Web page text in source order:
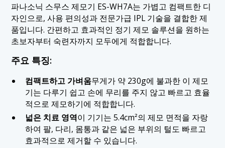
파나소닉 스무스 제모기 ES-WH7A는 가볍고 컴팩트한 디
자인으로, 사용 편의성과 전문가급 IPL 기술을 결합한 제
품입니다. 간편하고 효과적인 정기 제모 솔루션을 원하는
초보자부터 숙련자까지 모두에게 적합합니다.
주요 특징:
컴팩트하고 가벼움무게가 약 230g에 불과한 이 제모
기는 다루기 쉽고 손에 무리를 주지 않고 빠르고 효율
적으로 제모하기에 적합합니다.
넓은 치료 영역이 기기는 5.4cm²의 제모 면적을 자랑
하여 팔, 다리, 몸통과 같은 넓은 부위의 털도 빠르고
효과적으로 제거할 수 있습니다.